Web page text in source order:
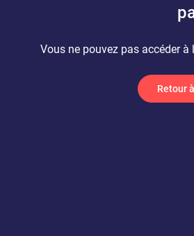
Vous ne pouvez pas accéder
Retour